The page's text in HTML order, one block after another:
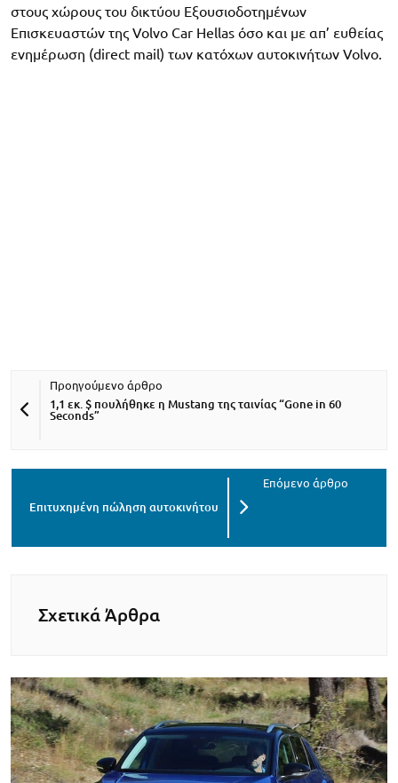
στους χώρους του δικτύου Εξουσιοδοτημένων
Επισκευαστών της Volvo Car Hellas όσο και με απ’ ευθείας
ενημέρωση (direct mail) των κατόχων αυτοκινήτων Volvo.
1,1 εκ. $ πουλήθηκε η Mustang της ταινίας “Gone in 60
Seconds”
Επιτυχημένη πώληση αυτοκινήτου
Σχετικά Άρθρα